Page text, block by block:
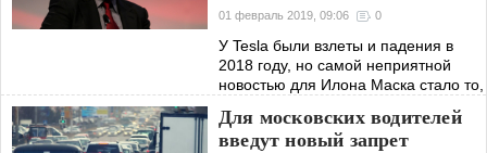
01 февраль 2019, 09:06 0
У Tesla были взлеты и падения в
2018 году, но самой неприятной
новостью для Илона Маска стало то,
миллиард долларов. В связи с этим
глава компании объявил об
Для московских водителей
введут новый запрет